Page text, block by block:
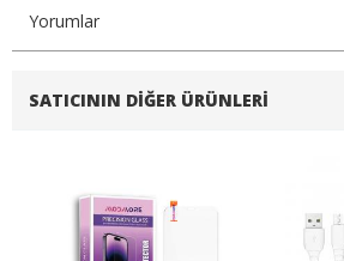
Yorumlar
SATICININ DIĞER ÜRÜNLERI